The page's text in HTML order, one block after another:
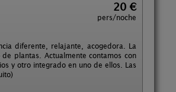
20 €
pers/noche
diferente, relajante, acogedora. La
plantas. Actualmente contamos con
y otro integrado en uno de ellos. Las